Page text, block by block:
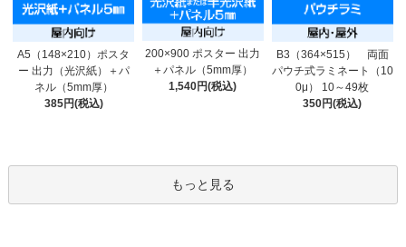
A5（148×210）ポスタ
ー 出力（光沢紙）＋パ
ネル（5mm厚）
385円(税込)
200×900 ポスター 出力
＋パネル（5mm厚）
1,540円(税込)
B3（364×515） 両面
パウチ式ラミネート（10
0μ） 10～49枚
350円(税込)
もっと見る